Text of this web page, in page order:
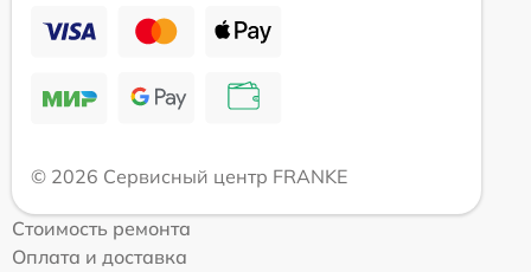
© 2026 Сервисный центр FRANKE
Стоимость ремонта
Оплата и доставка